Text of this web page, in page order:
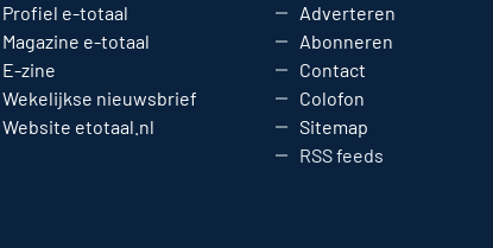
Profiel e-totaal
Magazine e-totaal
E-zine
Wekelijkse nieuwsbrief
Website etotaal.nl
Adverteren
Abonneren
Contact
Colofon
Sitemap
RSS feeds